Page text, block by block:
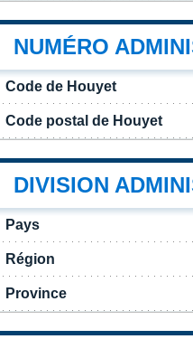
NUMÉRO
Code de Houyet
Code postal de Houyet
DIVISION
Pays
Région
Province